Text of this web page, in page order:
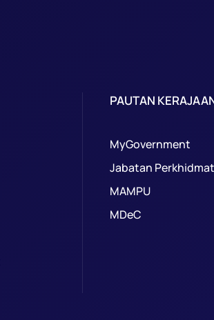
PAUTAN
MyGovernment
Jabatan
MAMPU
MDeC